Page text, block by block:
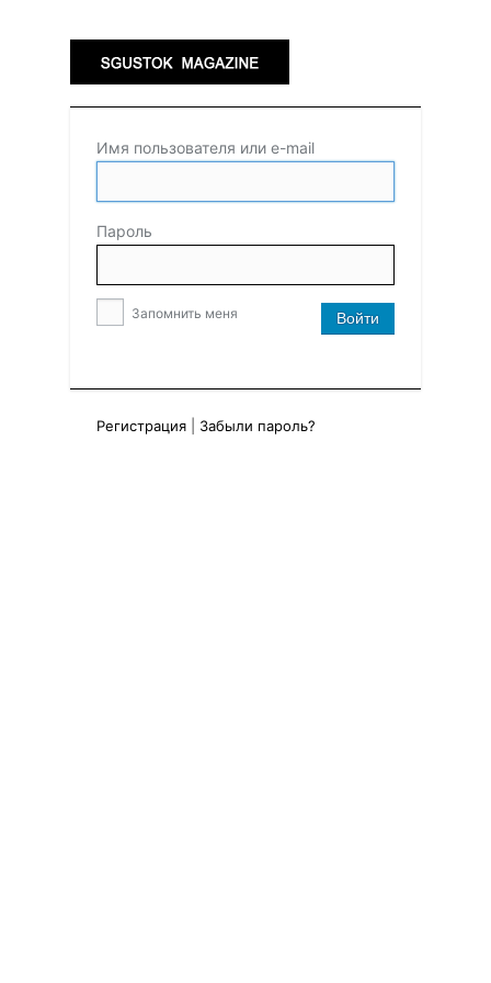
Имя пользователя или e-mail
Пароль
Запомнить меня
Регистрация Забыли пароль?